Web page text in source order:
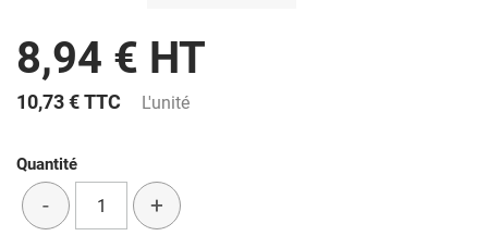
8,94 € HT
10,73 €TTC L'unité
Quantité
- +